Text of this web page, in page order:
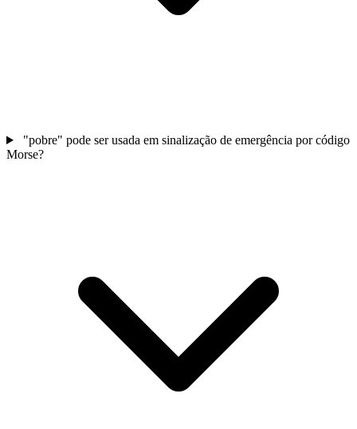
"pobre" pode ser usada em sinalização de emergência por código
Morse?